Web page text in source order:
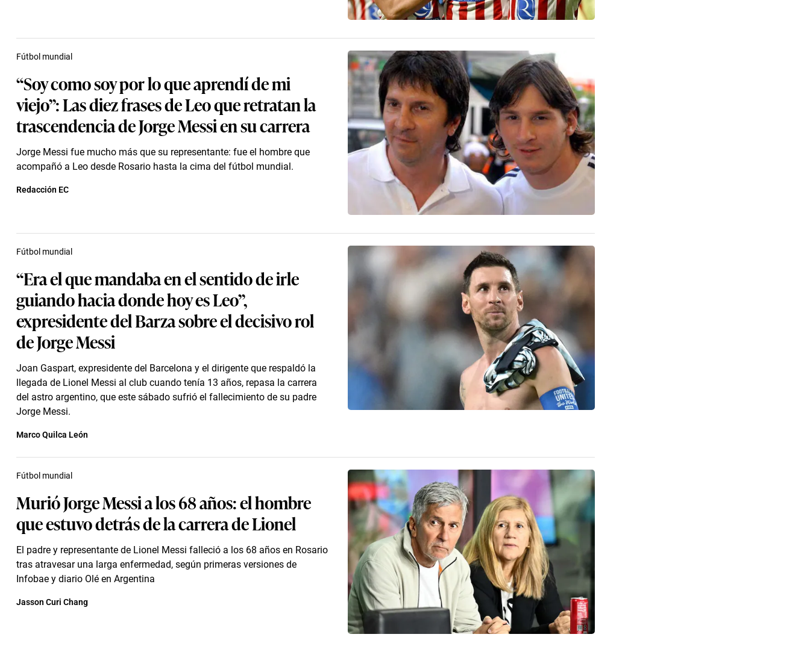
“Soy como soy por lo que aprendí de mi
viejo”: Las diez frases de Leo que retratan la
trascendencia de Jorge Messi en su carrera
Jorge Messi fue mucho más que su representante: fue el hombre que
acompañó a Leo desde Rosario hasta la cima del fútbol mundial.
Fútbol mundial
Redacción EC
“Era el que mandaba en el sentido de irle
guiando hacia donde hoy es Leo”,
expresidente del Barza sobre el decisivo rol
de Jorge Messi
Joan Gaspart, expresidente del Barcelona y el dirigente que respaldó la
llegada de Lionel Messi al club cuando tenía 13 años, repasa la carrera
del astro argentino, que este sábado sufrió el fallecimiento de su padre
Jorge Messi.
Fútbol mundial
Marco Quilca León
Murió Jorge Messi a los 68 años: el hombre
que estuvo detrás de la carrera de Lionel
El padre y representante de Lionel Messi falleció a los 68 años en Rosario
tras atravesar una larga enfermedad, según primeras versiones de
Infobae y diario Olé en Argentina
Fútbol mundial
Jasson Curi Chang